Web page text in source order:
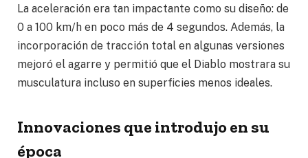
La aceleración era tan impactante como su diseño: de
0 a 100 km/h en poco más de 4 segundos. Además, la
incorporación de tracción total en algunas versiones
mejoró el agarre y permitió que el Diablo mostrara su
musculatura incluso en superficies menos ideales.
Innovaciones que introdujo en su
época